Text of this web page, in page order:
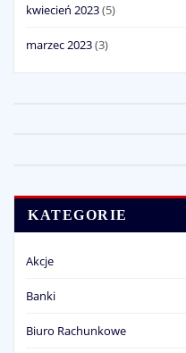
kwiecień 2023(5)
marzec 2023(3)
KATEGORIE
Akcje
Banki
Biuro Rachunkowe